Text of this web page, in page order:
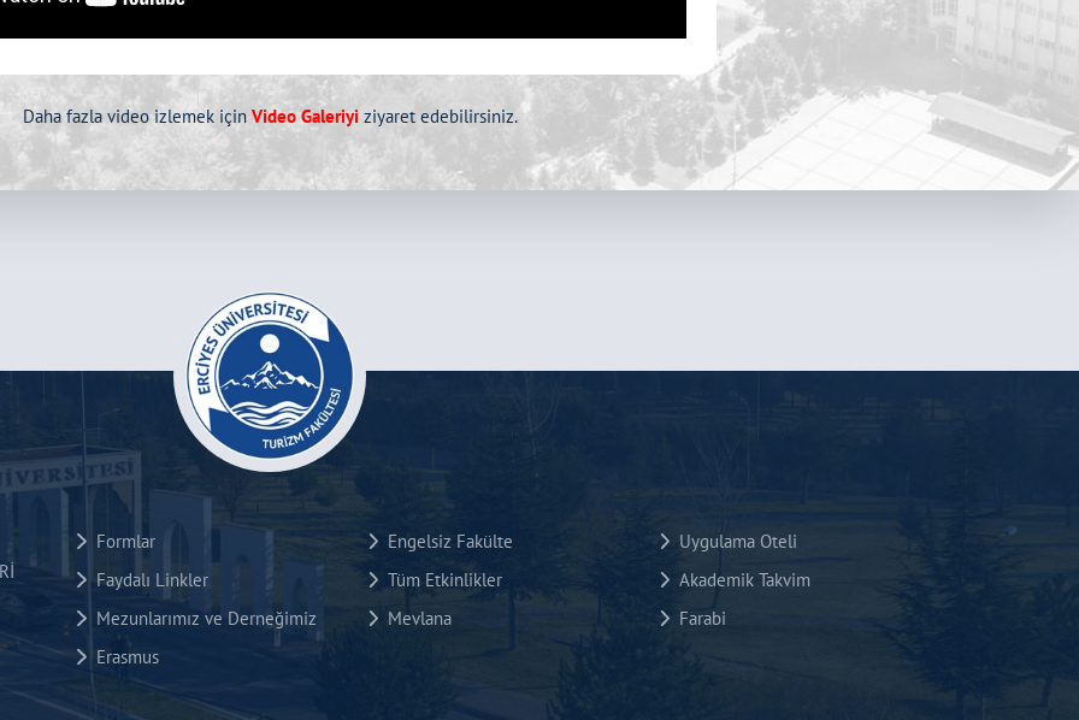
Daha fazla video izlemek için Video Galeriyi ziyaret edebilirsiniz.
Formlar Engelsiz Fakülte
Uygulama Oteli
Faydalı Linkler
Tüm Etkinlikler
Akademik Takvim
Mezunlarımız ve Derneğimiz
Mevlana
Farabi
Erasmus